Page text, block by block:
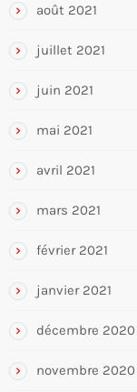
août 2021
juillet 2021
juin 2021
mai 2021
avril 2021
mars 2021
février 2021
janvier 2021
décembre 2020
novembre 2020